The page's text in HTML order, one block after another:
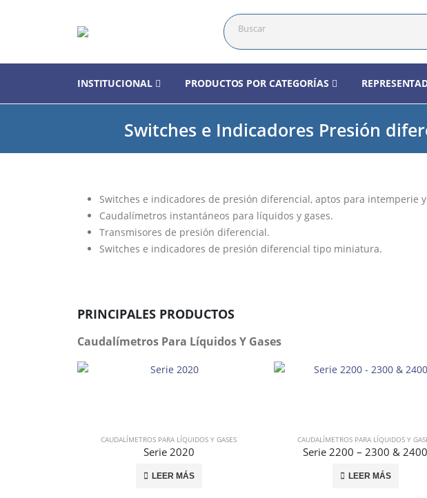
INSTITUCIONAL PRODUCTOS POR CATEGORÍAS
Switches e Indicadores Presión
Switches e indicadores de presión diferencial, aptos para intemperie
Caudalímetros instantáneos para líquidos y gases.
Transmisores de presión diferencial.
Switches e indicadores de presión diferencial tipo miniatura.
PRINCIPALES PRODUCTOS
Caudalímetros Para Líquidos Y Gases
CAUDALÍMETROS PARA LÍQUIDOS Y GASES
Serie 2020
LEER MÁS
CAUDALÍMETROS PARA LÍQUIDOS Y
Serie 2200 – 2300 & 2400
LEER MÁS